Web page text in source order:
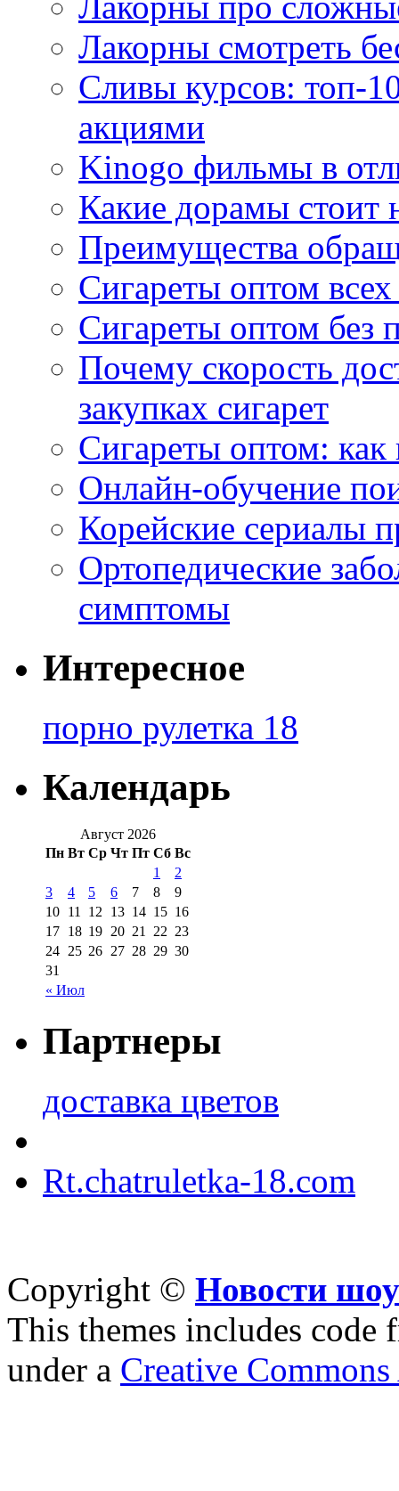
Лакорны смотреть
Сливы курсов: топ-
акциями
Kinogo фильмы в
Какие дорамы стоит
Преимущества
Сигареты оптом
Сигареты оптом без
Почему скорость
закупках сигарет
Сигареты оптом:
Онлайн-обучение
Корейские сериалы
Ортопедические
симптомы
Интересное
порно рулетка 18
Календарь
Август 2026
Пн Вт Ср Чт Пт Сб Вс
« Июл
1
2
3
4 5 6 7 8
9
10 11 12 13 14 15 16
17 18 19 20 21 22 23
24 25 26 27 28 29 30
31
Партнеры
доставка цветов
Rt.chatruletka-18.com
Copyright © Новости
This themes includes code
under a Creative